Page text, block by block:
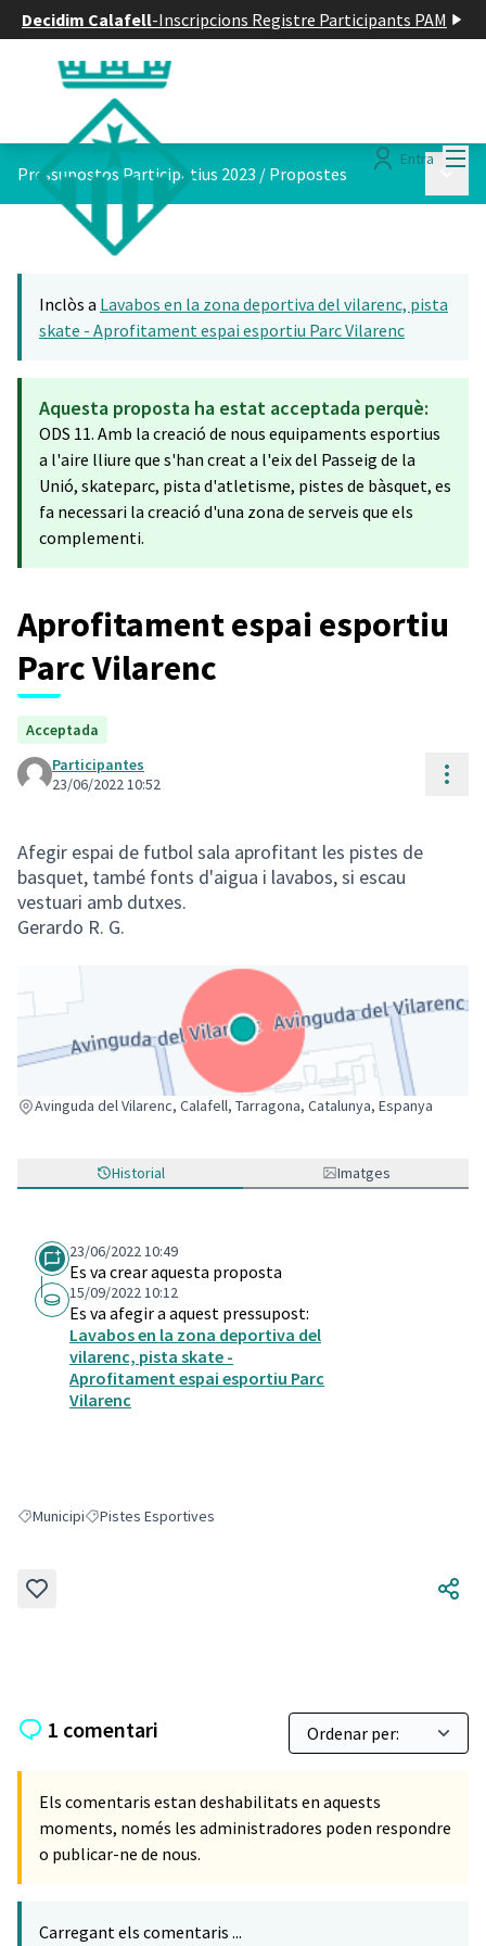
Decidim Calafell-Inscripcions Registre Participants PAM
Entra
Pressupostos Participatius 2023 / Propostes
Inclòs a Lavabos en la zona deportiva del vilarenc, pista
skate - Aprofitament espai esportiu Parc Vilarenc
Aquesta proposta ha estat acceptada perquè:
ODS 11. Amb la creació de nous equipaments esportius
a l'aire lliure que s'han creat a l'eix del Passeig de la
Unió, skateparc, pista d'atletisme, pistes de bàsquet, es
fa necessari la creació d'una zona de serveis que els
complementi.
Aprofitament espai esportiu
Parc Vilarenc
Acceptada
Participantes
23/06/2022 10:52
Afegir espai de futbol sala aprofitant les pistes de
basquet, també fonts d'aigua i lavabos, si escau
vestuari amb dutxes.
Gerardo R. G.
Avinguda del Vilarenc, Calafell, Tarragona, Catalunya, Espanya
(Enllaç extern)
Historial Imatges
23/06/2022 10:49
Es va crear aquesta proposta
15/09/2022 10:12
Es va afegir a aquest pressupost:
Lavabos en la zona deportiva del
vilarenc, pista skate -
Aprofitament espai esportiu Parc
Vilarenc
Resultats en filtrar per: Municipi
MunicipiResultats en filtrar per: Pistes Esportives
Pistes Esportives
1 comentari
Els comentaris estan deshabilitats en aquests
moments, només les administradores poden respondre
o publicar-ne de nous.
Carregant els comentaris ...